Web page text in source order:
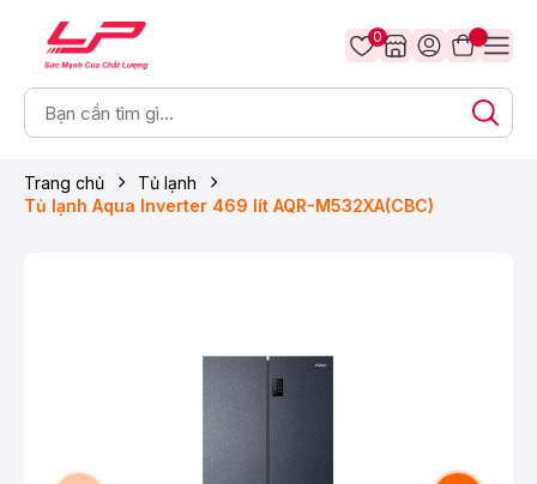
0
Trang chủ
Tủ lạnh
Tủ lạnh Aqua Inverter 469 lít AQR-M532XA(CBC)